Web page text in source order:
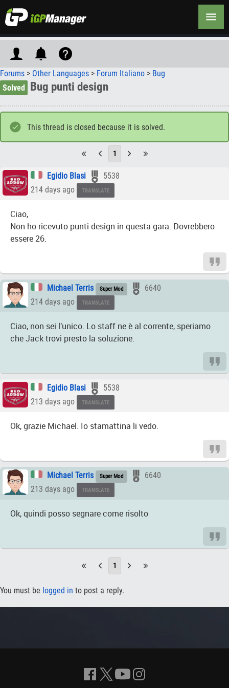
Forums > Other Languages > Forum Italiano > Bug
Solved
Bug punti design
This thread is closed because it is solved.
1
Egidio Blasi
5538
214 days ago
TRANSLATE
Ciao,
Non ho ricevuto punti design in questa gara. Dovrebbero
essere 26.
Michael Terris Super Mod
6640
214 days ago
TRANSLATE
Ciao, non sei l’unico. Lo staff ne è al corrente, speriamo
che Jack trovi presto la soluzione.
Egidio Blasi
5538
213 days ago
TRANSLATE
Ok, grazie Michael. Io stamattina li vedo.
Michael Terris Super Mod
6640
213 days ago
TRANSLATE
Ok, quindi posso segnare come risolto
1
You must be logged in to post a reply.